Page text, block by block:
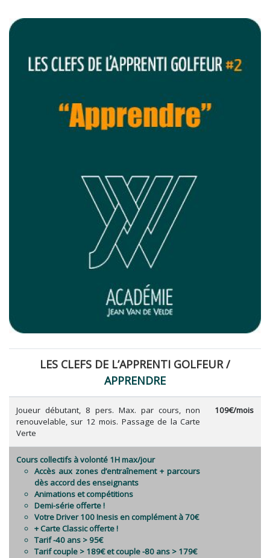
LES CLEFS DE L’APPRENTI GOLFEUR /
APPRENDRE
Joueur débutant, 8 pers. Max. par cours, non
renouvelable, sur 12 mois. Passage de la Carte
Verte
109€/mois
Cours collectifs à volonté 1H max/jour
Accès aux zones d’entraînement + parcours
dès accord des enseignants
Animations et compétitions
Demi-série offerte !
Votre Driver 100 Inesis en complément à 70€
+ Carte Classic offerte !
Tarif -40 ans > 95€
Tarif couple > 189€ et couple -80 ans > 179€